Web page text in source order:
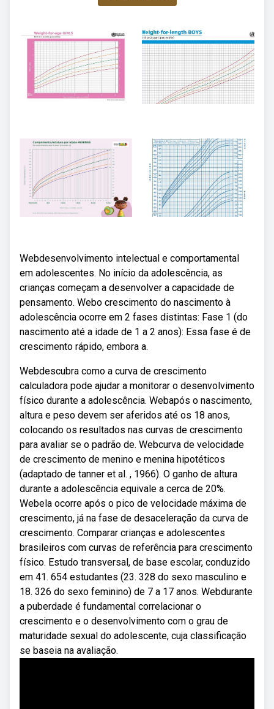
Webdesenvolvimento intelectual e comportamental
em adolescentes. No início da adolescência, as
crianças começam a desenvolver a capacidade de
pensamento. Webo crescimento do nascimento à
adolescência ocorre em 2 fases distintas: Fase 1 (do
nascimento até a idade de 1 a 2 anos): Essa fase é de
crescimento rápido, embora a.
Webdescubra como a curva de crescimento
calculadora pode ajudar a monitorar o desenvolvimento
físico durante a adolescência. Webapós o nascimento,
altura e peso devem ser aferidos até os 18 anos,
colocando os resultados nas curvas de crescimento
para avaliar se o padrão de. Webcurva de velocidade
de crescimento de menino e menina hipotéticos
(adaptado de tanner et al. , 1966). O ganho de altura
durante a adolescência equivale a cerca de 20%.
Webela ocorre após o pico de velocidade máxima de
crescimento, já na fase de desaceleração da curva de
crescimento. Comparar crianças e adolescentes
brasileiros com curvas de referência para crescimento
físico. Estudo transversal, de base escolar, conduzido
em 41. 654 estudantes (23. 328 do sexo masculino e
18. 326 do sexo feminino) de 7 a 17 anos. Webdurante
a puberdade é fundamental correlacionar o
crescimento e o desenvolvimento com o grau de
maturidade sexual do adolescente, cuja classificação
se baseia na avaliação.